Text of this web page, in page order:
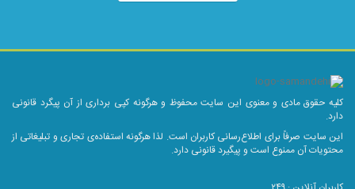
کلیه حقوق مادی و معنوی این سایت محفوظ و هرگونه کپی برداری از آن پیگرد قانونی
دارد.
این سایت صرفاً برای اطلاع‌رسانی کاربران است. لذا هرگونه استفاده‌ی تجاری و تبلیغاتی از
محتویات آن ممنوع است و پیگیرد قانونی دارد.